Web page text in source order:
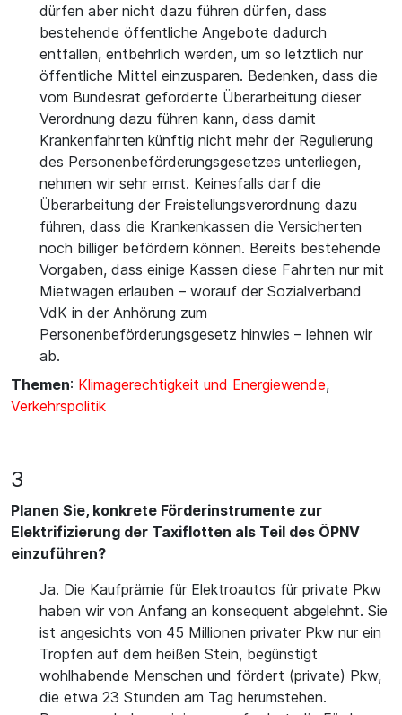
dürfen aber nicht dazu führen dürfen, dass
bestehende öffentliche Angebote dadurch
entfallen, entbehrlich werden, um so letztlich nur
öffentliche Mittel einzusparen. Bedenken, dass die
vom Bundesrat geforderte Überarbeitung dieser
Verordnung dazu führen kann, dass damit
Krankenfahrten künftig nicht mehr der Regulierung
des Personenbeförderungsgesetzes unterliegen,
nehmen wir sehr ernst. Keinesfalls darf die
Überarbeitung der Freistellungsverordnung dazu
führen, dass die Krankenkassen die Versicherten
noch billiger befördern können. Bereits bestehende
Vorgaben, dass einige Kassen diese Fahrten nur mit
Mietwagen erlauben – worauf der Sozialverband
VdK in der Anhörung zum
Personenbeförderungsgesetz hinwies – lehnen wir
ab.
Themen: Klimagerechtigkeit und Energiewende,
Verkehrspolitik
3
Planen Sie, konkrete Förderinstrumente zur
Elektrifizierung der Taxiflotten als Teil des ÖPNV
einzuführen?
Ja. Die Kaufprämie für Elektroautos für private Pkw
haben wir von Anfang an konsequent abgelehnt. Sie
ist angesichts von 45 Millionen privater Pkw nur ein
Tropfen auf dem heißen Stein, begünstigt
wohlhabende Menschen und fördert (private) Pkw,
die etwa 23 Stunden am Tag herumstehen.